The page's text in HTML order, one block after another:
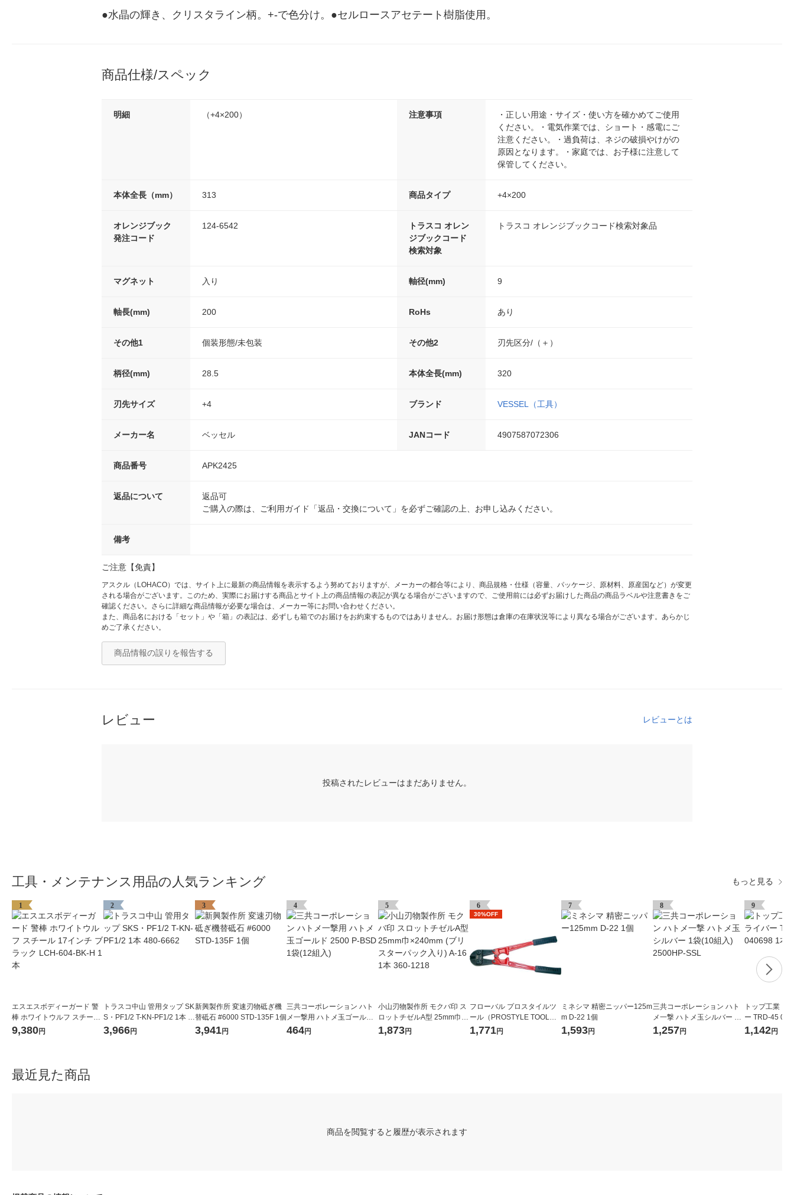
●水晶の輝き、クリスタライン柄。+-で色分け。●セルロースアセテート樹脂使用。
商品仕様/スペック
明細 （+4×200） 注意事項
・正しい用途・サイズ・使い方を確かめてご使用
ください。・電気作業では、ショート・感電にご
注意ください。・過負荷は、ネジの破損やけがの
原因となります。・家庭では、お子様に注意して
保管してください。
本体全長（mm） 313 商品タイプ +4×200
オレンジブック
発注コード
124-6542
トラスコ オレン
ジブックコード
検索対象
トラスコ オレンジブックコード検索対象品
マグネット 入り 軸径(mm) 9
軸長(mm) 200 RoHs あり
その他1 個装形態/未包装 その他2 刃先区分/（＋）
柄径(mm) 28.5 本体全長(mm) 320
刃先サイズ +4 ブランド VESSEL（工具）
メーカー名 ベッセル JANコード 4907587072306
商品番号 APK2425
返品について
返品可
ご購入の際は、ご利用ガイド「返品・交換について」を必ずご確認の上、お申し込みください。
備考
ご注意【免責】
アスクル（LOHACO）では、サイト上に最新の商品情報を表示するよう努めておりますが、メーカーの都合等により、商品規格・仕様（容量、パッケージ、原材料、原産国など）が変更
される場合がございます。このため、実際にお届けする商品とサイト上の商品情報の表記が異なる場合がございますので、ご使用前には必ずお届けした商品の商品ラベルや注意書きをご
確認ください。さらに詳細な商品情報が必要な場合は、メーカー等にお問い合わせください。
また、商品名における「セット」や「箱」の表記は、必ずしも箱でのお届けをお約束するものではありません。お届け形態は倉庫の在庫状況等により異なる場合がございます。あらかじ
めご了承ください。
商品情報の誤りを報告する
レビュー レビューとは
投稿されたレビューはまだありません。
工具・メンテナンス用品の人気ランキング もっと見る
1
エスエスボディーガード 警
棒 ホワイトウルフ スチール
17インチ ブラック LCH-604
9,380円
2
トラスコ中山 管用タップ SK
S・PF1/2 T-KN-PF1/2 1本 4
80-6662
3,966円
3
新興製作所 変速刃物砥ぎ機
替砥石 #6000 STD-135F 1個
3,941円
4
三共コーポレーション ハト
メ一撃用 ハトメ玉ゴールド
2500 P-BSD 1袋(12組入)
464円
5
小山刃物製作所 モクバ印 ス
ロットチゼルA型 25mm巾×2
40mm (ブリスターパック入
1,873円
6
30%OFF
フローバル プロスタイルツ
ール（PROSTYLE TOOL）
ボルトクリッパー 300 GK-1
1,771円
7
ミネシマ 精密ニッパー125m
m D-22 1個
1,593円
8
三共コーポレーション ハト
メ一撃 ハトメ玉シルバー 1
袋(10組入) 2500HP-SSL
1,257円
9
トップ工業 コ
ー TRD-45
1,142円
最近見た商品
商品を閲覧すると履歴が表示されます